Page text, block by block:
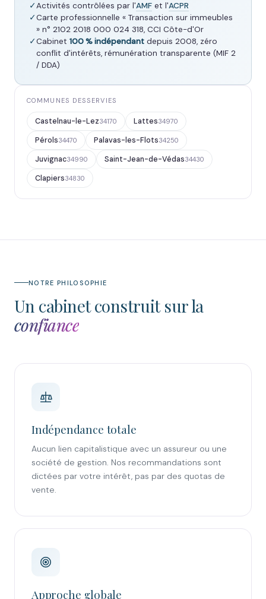
✓Activités contrôlées par l'AMF et l'ACPR
✓Carte professionnelle « Transaction sur immeubles
» n° 2102 2018 000 024 318, CCI Côte-d'Or
✓Cabinet 100 % indépendant depuis 2008, zéro
conflit d'intérêts, rémunération transparente (MIF 2
/ DDA)
COMMUNES DESSERVIES
Castelnau-le-Lez34170 Lattes34970
Pérols34470 Palavas-les-Flots34250
Juvignac34990 Saint-Jean-de-Védas34430
Clapiers34830
NOTRE PHILOSOPHIE
Un cabinet construit sur la
confiance
Indépendance totale
Aucun lien capitalistique avec un assureur ou une
société de gestion. Nos recommandations sont
dictées par votre intérêt, pas par des quotas de
vente.
Approche globale